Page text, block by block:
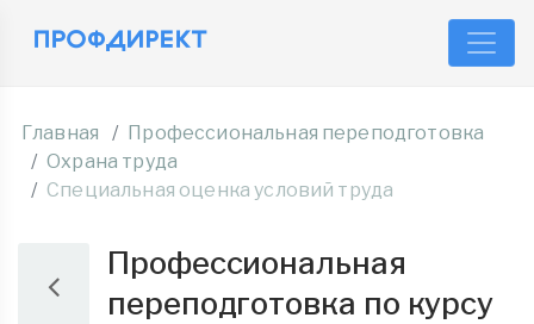
Главная
Профессиональная переподготовка
Охрана труда
Специальная оценка условий труда
Профессиональная
переподготовка по курсу